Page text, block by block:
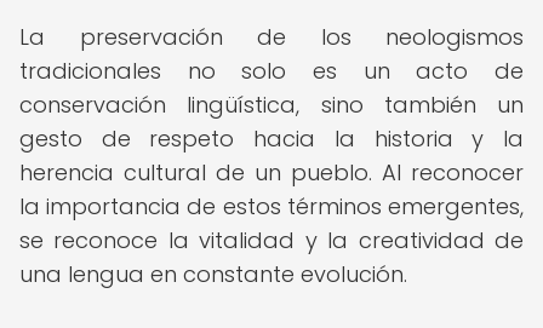
La preservación de los neologismos
tradicionales no solo es un acto de
conservación lingüística, sino también un
gesto de respeto hacia la historia y la
herencia cultural de un pueblo. Al reconocer
la importancia de estos términos emergentes,
se reconoce la vitalidad y la creatividad de
una lengua en constante evolución.